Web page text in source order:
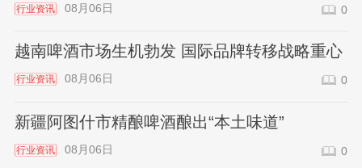
行业资讯 08月06日 0
越南啤酒市场生机勃发 国际品牌转移战略重心
行业资讯 08月06日 0
新疆阿图什市精酿啤酒酿出“本土味道”
行业资讯 08月06日 0